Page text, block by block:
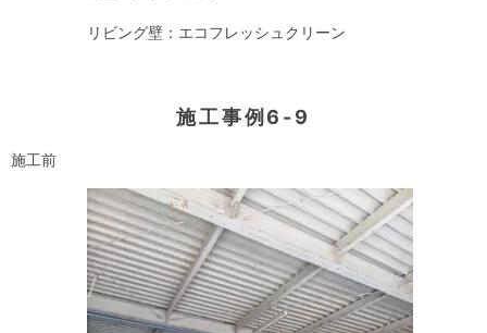
リビング壁：エコフレッシュクリーン
施工事例6-9
施工前